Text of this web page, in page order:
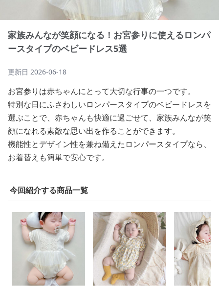
家族みんなが笑顔になる！お宮参りに使えるロンパ
ースタイプのベビードレス5選
更新日 2026-06-18
お宮参りは赤ちゃんにとって大切な行事の一つです。
特別な日にふさわしいロンパースタイプのベビードレスを
選ぶことで、赤ちゃんも快適に過ごせて、家族みんなが笑
顔になれる素敵な思い出を作ることができます。
機能性とデザイン性を兼ね備えたロンパースタイプなら、
お着替えも簡単で安心です。
今回紹介する商品一覧